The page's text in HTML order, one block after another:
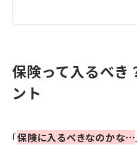
保険って入るべき
ント
「保険に入るべきなのかな…